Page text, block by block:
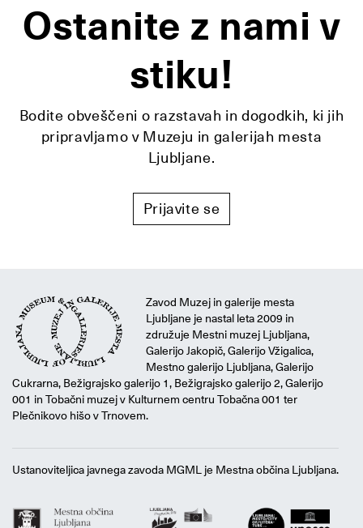
Ostanite z nami v
stiku!
Bodite obveščeni o razstavah in dogodkih, ki jih
pripravljamo v Muzeju in galerijah mesta
Ljubljane.
Prijavite se
Zavod Muzej in galerije mesta
Ljubljane je nastal leta 2009 in
združuje Mestni muzej Ljubljana,
Galerijo Jakopič, Galerijo Vžigalica,
Mestno galerijo Ljubljana, Galerijo
Cukrarna, Bežigrajsko galerijo 1, Bežigrajsko galerijo 2, Galerijo
001 in Tobačni muzej v Kulturnem centru Tobačna 001 ter
Plečnikovo hišo v Trnovem.
Ustanoviteljica javnega zavoda MGML je Mestna občina Ljubljana.